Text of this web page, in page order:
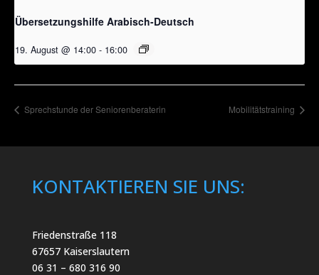
Übersetzungshilfe Arabisch-Deutsch
19. August @ 14:00 - 16:00
Sprechstunde der Seniorenberaterin Mobilitätstraining
KONTAKTIEREN SIE UNS:
Friedenstraße 118
67657 Kaiserslautern
06 31 – 680 316 90